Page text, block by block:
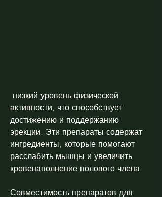
активности, что способствует
достижению и поддержанию
эрекции. Эти препараты содержат
ингредиенты, которые помогают
расслабить мышцы и увеличить
кровенаполнение полового члена.
Совместимость препаратов для